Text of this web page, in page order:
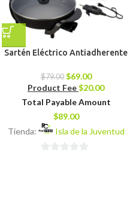
Sartén Eléctrico Antiadherente
$79.00 $69.00
Product Fee$20.00
Total Payable Amount
$89.00
Tienda:
Isla de la Juventud